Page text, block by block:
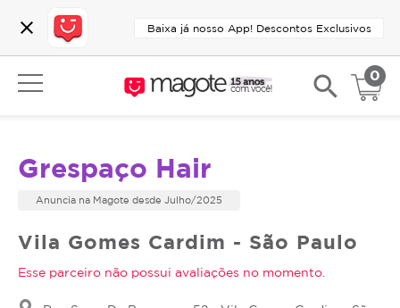
close Baixa já nosso App! Descontos Exclusivos
search 0
Grespaço Hair
Anuncia na Magote desde Julho/2025
Vila Gomes Cardim - São Paulo
Esse parceiro não possui avaliações no momento.